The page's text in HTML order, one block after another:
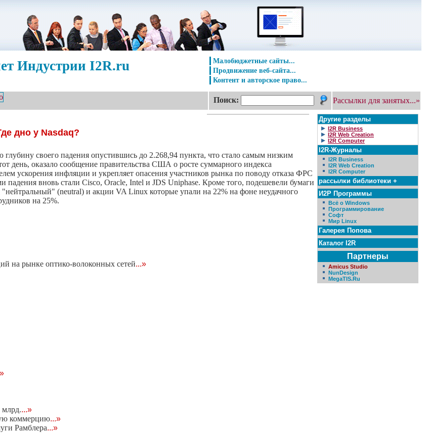
Индустрии I2R.ru
Малобюджетные сайты...
Продвижение веб-сайта...
Контент и авторское право...
Поиск: Рассылки для занятых...»
дно у Nasdaq?
своего падения опустившись до 2.268,94 пункта, что стало самым низким
день, оказало сообщение правительства США о росте суммарного индекса
ускорения инфляции и укрепляет опасения участников рынка по поводу отказа ФРС
вновь стали Cisco, Oracle, Intel и JDS Uniphase. Кроме того, подешевели бумаги
(neutral) и акции VA Linux которые упали на 22% на фоне неудачного
на 25%.
на рынке оптико-волоконных сетей...»
млрд....»
коммерцию...»
Рамблера...»
Другие разделы
I2R Business
I2R Web Creation
I2R Computer
I2R-Журналы
I2R Business
I2R Web Creation
I2R Computer
рассылки библиотеки +
И2Р Программы
Всё о Windows
Программирование
Софт
Мир Linux
Галерея Попова
Каталог I2R
Партнеры
Amicus Studio
NunDesign
MegaTIS.Ru